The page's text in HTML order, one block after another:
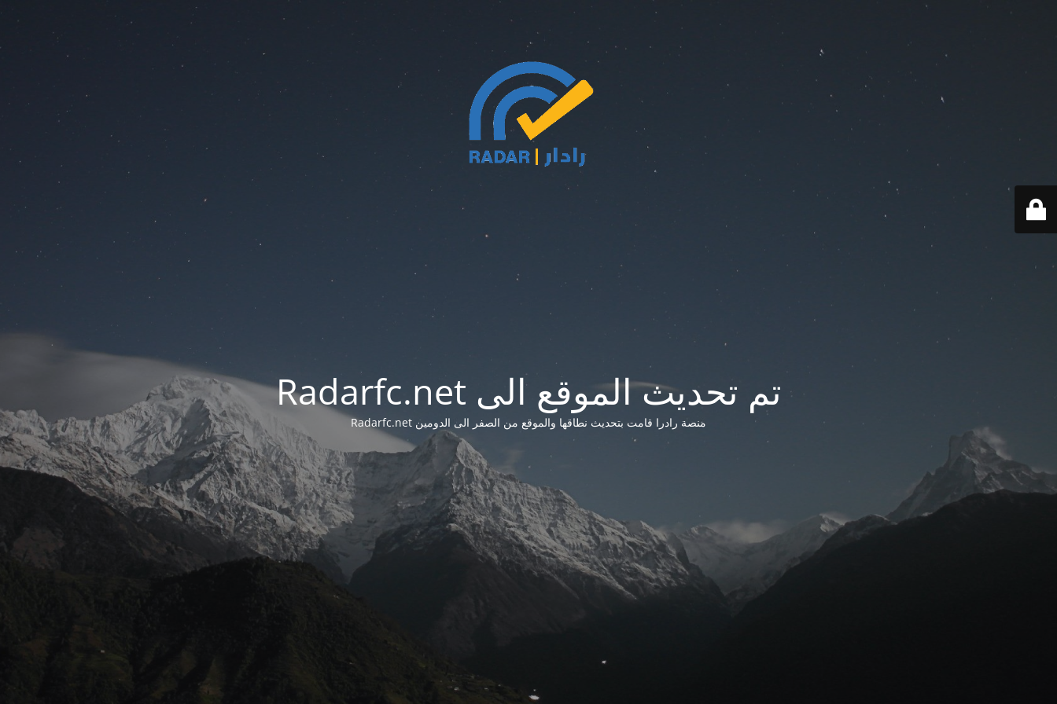
تم تحديث الموقع الى Radarfc.net
منصة رادرا قامت بتحديث نطاقها والموقع من الصفر الى الدومين Radarfc.net